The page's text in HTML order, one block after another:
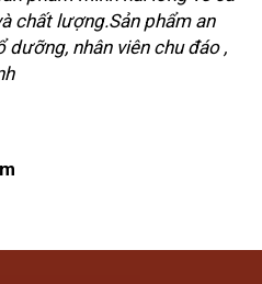
chất lượng.Sản phẩm an
dưỡng, nhân viên chu đáo ,